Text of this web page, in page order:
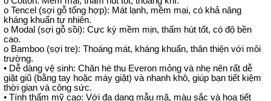
o Tencel (sợi gỗ tổng hợp): Mát lạnh, mềm mại, có khả năng
kháng khuẩn tự nhiên.
o Modal (sợi gỗ sồi): Cực kỳ mềm mịn, thấm hút tốt, có độ bền
cao.
o Bamboo (sợi tre): Thoáng mát, kháng khuẩn, thân thiện với môi
trường.
• Dễ dàng vệ sinh: Chăn hè thu Everon mỏng và nhẹ nên rất dễ
giặt giũ (bằng tay hoặc máy giặt) và nhanh khô, giúp bạn tiết kiệm
thời gian và công sức.
• Tính thẩm mỹ cao: Với đa dạng mẫu mã, màu sắc và họa tiết